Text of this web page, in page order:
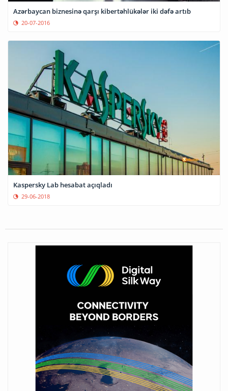
Azərbaycan biznesinə qarşı kibertəhlükələr iki dəfə artıb
20-07-2016
Kaspersky Lab hesabat açıqladı
29-06-2018